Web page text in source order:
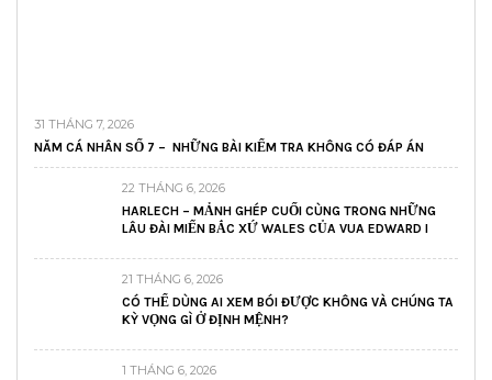
31 THÁNG 7, 2026
NĂM CÁ NHÂN SỐ 7 – NHỮNG BÀI KIỂM TRA KHÔNG CÓ ĐÁP ÁN
22 THÁNG 6, 2026
HARLECH – MẢNH GHÉP CUỐI CÙNG TRONG NHỮNG
LÂU ĐÀI MIẾN BẮC XỨ WALES CỦA VUA EDWARD I
21 THÁNG 6, 2026
CÓ THỂ DÙNG AI XEM BÓI ĐƯỢC KHÔNG VÀ CHÚNG TA
KỲ VỌNG GÌ Ở ĐỊNH MỆNH?
1 THÁNG 6, 2026